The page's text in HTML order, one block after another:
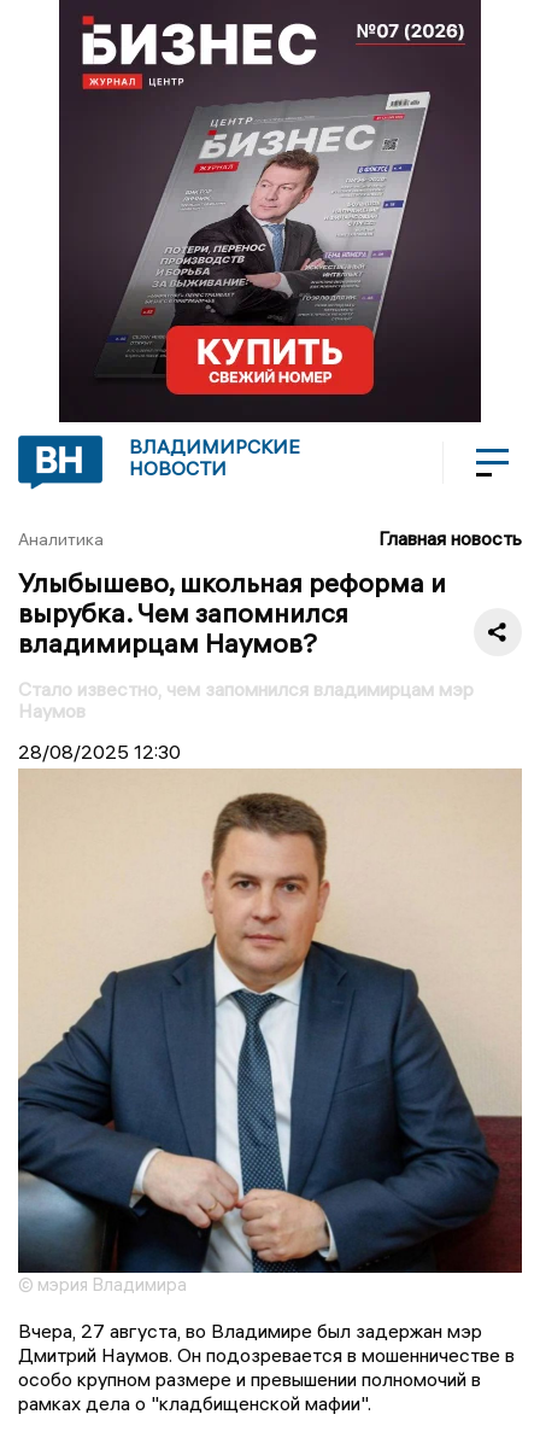
ВЛАДИМИРСКИЕ
НОВОСТИ
Аналитика Главная новость
Улыбышево, школьная реформа и
вырубка. Чем запомнился
владимирцам Наумов?
Стало известно, чем запомнился владимирцам мэр
Наумов
28/08/2025 12:30
© мэрия Владимира
Вчера, 27 августа, во Владимире был задержан мэр
Дмитрий Наумов. Он подозревается в мошенничестве в
особо крупном размере и превышении полномочий в
рамках дела о "кладбищенской мафии".